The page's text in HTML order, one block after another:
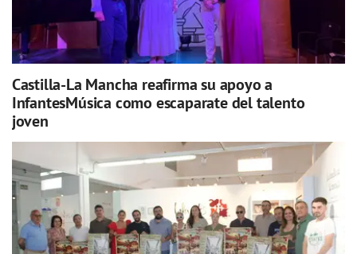
Castilla-La Mancha reafirma su apoyo a
InfantesMúsica como escaparate del talento
joven